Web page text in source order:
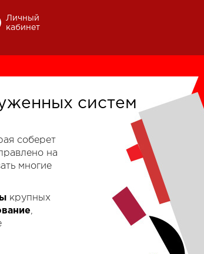
Личный
кабинет
систем
соберет
на
многие
крупных
,